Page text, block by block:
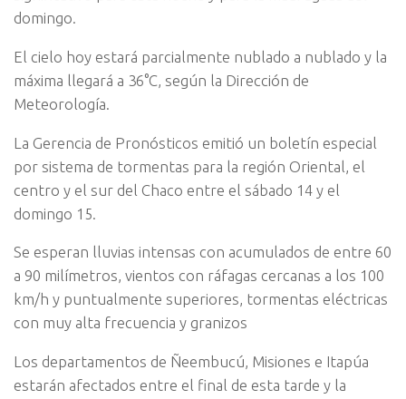
domingo.
El cielo hoy estará parcialmente nublado a nublado y la
máxima llegará a 36°C, según la Dirección de
Meteorología.
La Gerencia de Pronósticos emitió un boletín especial
por sistema de tormentas para la región Oriental, el
centro y el sur del Chaco entre el sábado 14 y el
domingo 15.
Se esperan lluvias intensas con acumulados de entre 60
a 90 milímetros, vientos con ráfagas cercanas a los 100
km/h y puntualmente superiores, tormentas eléctricas
con muy alta frecuencia y granizos
Los departamentos de Ñeembucú, Misiones e Itapúa
estarán afectados entre el final de esta tarde y la